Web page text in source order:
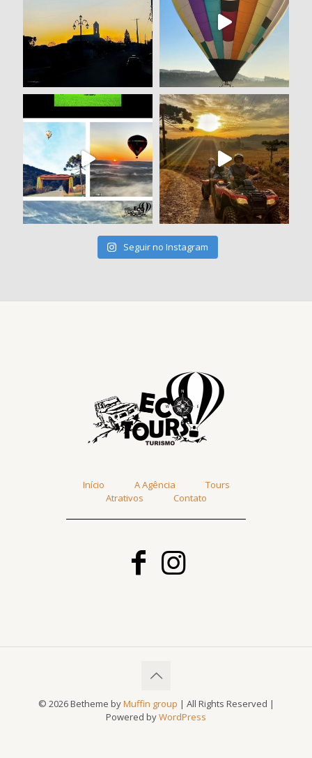
Seguir no Instagram
Início A Agência
Tours
Atrativos
Contato
© 2026 Betheme byMuffin group | All Rights Reserved |
Powered byWordPress